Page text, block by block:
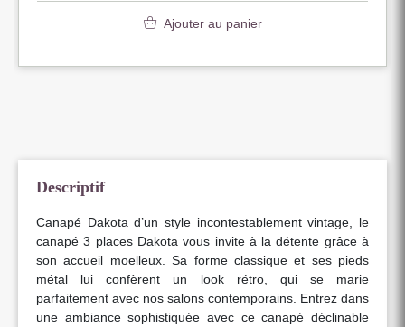
Ajouter au panier
Descriptif
Canapé Dakota d’un style incontestablement vintage, le
canapé 3 places Dakota vous invite à la détente grâce à
son accueil moelleux. Sa forme classique et ses pieds
métal lui confèrent un look rétro, qui se marie
parfaitement avec nos salons contemporains. Entrez dans
une ambiance sophistiquée avec ce canapé déclinable